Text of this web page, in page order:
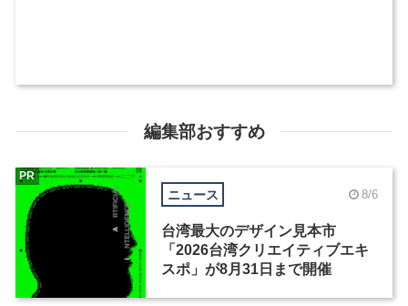
編集部おすすめ
ニュース 8/6
台湾最大のデザイン見本市
「2026台湾クリエイティブエキ
スポ」が8月31日まで開催
PR